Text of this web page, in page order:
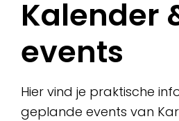
Kalender
events
Hier vind je praktische
geplande events van